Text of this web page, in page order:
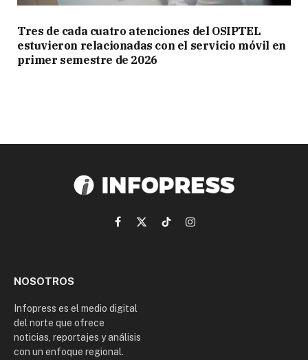
Tres de cada cuatro atenciones del OSIPTEL
estuvieron relacionadas con el servicio móvil en
primer semestre de 2026
Facebook
X
TikTokInstagram
NOSOTROS
Infopress es el medio digital
del norte que ofrece
noticias, reportajes y análisis
con un enfoque regional.